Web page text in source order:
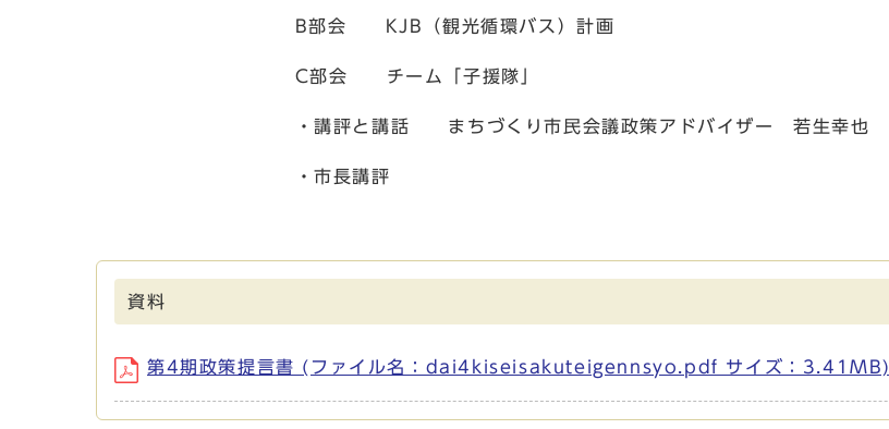
B部会 KJB（観光循環バス）計画
C部会 チーム「子援隊」
・講評と講話 まちづくり市民会議政策アドバイザー 若生幸也
・市長講評
資料
第4期政策提言書 (ファイル名：dai4kiseisakuteigennsyo.pdf サイズ：3.41MB)